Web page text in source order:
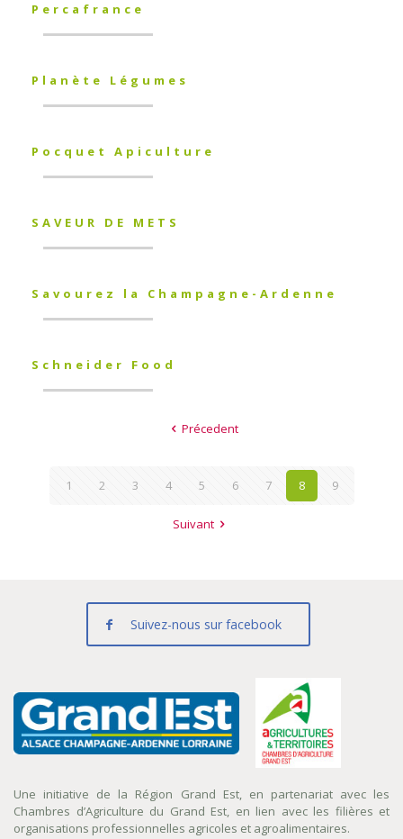
Percafrance
Planète Légumes
Pocquet Apiculture
SAVEUR DE METS
Savourez la Champagne-Ardenne
Schneider Food
Précedent
1 2 3 4 5 6 7 8 9
Suivant
Suivez-nous sur facebook
Une initiative de la Région Grand Est, en partenariat avec les
Chambres d’Agriculture du Grand Est, en lien avec les filières et
organisations professionnelles agricoles et agroalimentaires.